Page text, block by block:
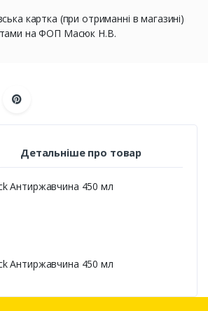
картка (при отриманні в магазині)
на ФОП Масюк Н.В.
Детальніше про товар
Антиржавчина 450 мл
Антиржавчина 450 мл